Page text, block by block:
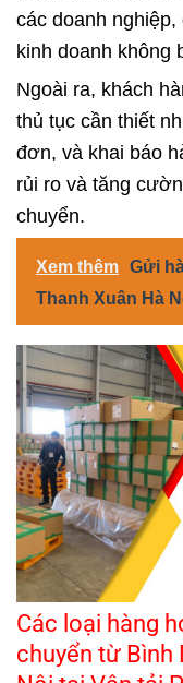
các doanh
kinh doanh không
Ngoài ra, khách
thủ tục cần thiết
đơn, và khai báo
rủi ro và tăng
chuyển.
Xem thêm Gửi
Thanh Xuân Hà
Các loại hàng
chuyển từ Bình